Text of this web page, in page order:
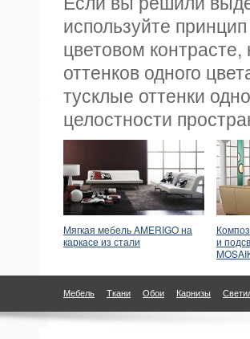
используйте
цветовом
оттенков одного
тусклые оттенки
целостности
Мягкая мебель AMERIGO на
каркасе из стали
и
Мебель Ткани Обои Карнизы